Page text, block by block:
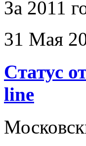
За 2011
31 Мая
Cтатус
line